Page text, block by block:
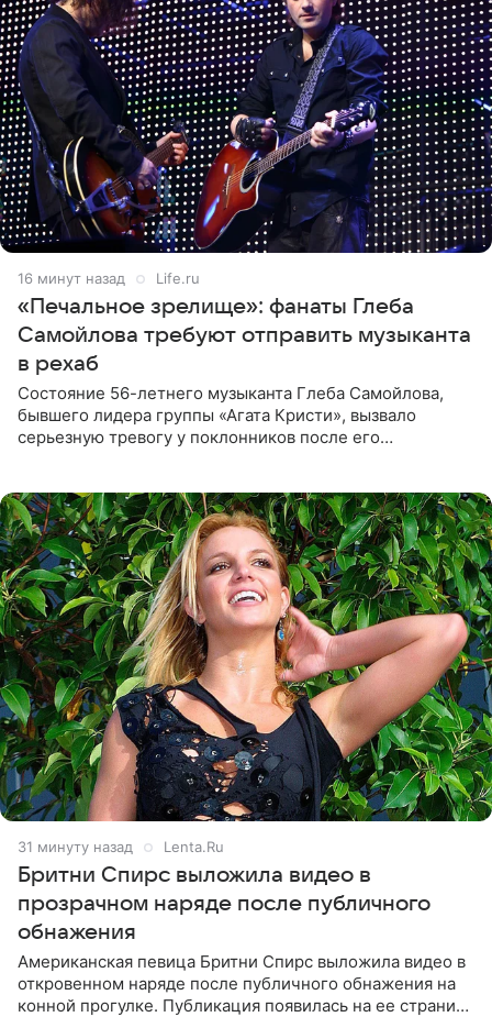
17 минут назад Life.ru
«Печальное зрелище»: фанаты Глеба
Самойлова требуют отправить музыканта
в рехаб
Состояние 56-летнего музыканта Глеба Самойлова,
бывшего лидера группы «Агата Кристи», вызвало
серьезную тревогу у поклонников после его
32 минуты назад Lenta.Ru
Бритни Спирс выложила видео в
прозрачном наряде после публичного
обнажения
Американская певица Бритни Спирс выложила видео в
откровенном наряде после публичного обнажения на
конной прогулке. Публикация появилась на ее странице